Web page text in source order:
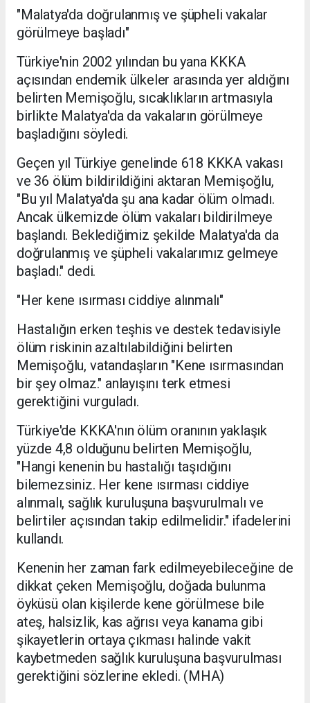
"Malatya'da doğrulanmış ve şüpheli vakalar
görülmeye başladı"
Türkiye'nin 2002 yılından bu yana KKKA
açısından endemik ülkeler arasında yer aldığını
belirten Memişoğlu, sıcaklıkların artmasıyla
birlikte Malatya'da da vakaların görülmeye
başladığını söyledi.
Geçen yıl Türkiye genelinde 618 KKKA vakası
ve 36 ölüm bildirildiğini aktaran Memişoğlu,
"Bu yıl Malatya'da şu ana kadar ölüm olmadı.
Ancak ülkemizde ölüm vakaları bildirilmeye
başlandı. Beklediğimiz şekilde Malatya'da da
doğrulanmış ve şüpheli vakalarımız gelmeye
başladı." dedi.
"Her kene ısırması ciddiye alınmalı"
Hastalığın erken teşhis ve destek tedavisiyle
ölüm riskinin azaltılabildiğini belirten
Memişoğlu, vatandaşların "Kene ısırmasından
bir şey olmaz." anlayışını terk etmesi
gerektiğini vurguladı.
Türkiye'de KKKA'nın ölüm oranının yaklaşık
yüzde 4,8 olduğunu belirten Memişoğlu,
"Hangi kenenin bu hastalığı taşıdığını
bilemezsiniz. Her kene ısırması ciddiye
alınmalı, sağlık kuruluşuna başvurulmalı ve
belirtiler açısından takip edilmelidir." ifadelerini
kullandı.
Kenenin her zaman fark edilmeyebileceğine de
dikkat çeken Memişoğlu, doğada bulunma
öyküsü olan kişilerde kene görülmese bile
ateş, halsizlik, kas ağrısı veya kanama gibi
şikayetlerin ortaya çıkması halinde vakit
kaybetmeden sağlık kuruluşuna başvurulması
gerektiğini sözlerine ekledi. (MHA)